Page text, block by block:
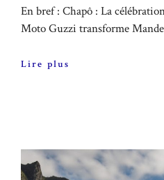
En bref : Chapô : La
Moto Guzzi transforme
Lire plus